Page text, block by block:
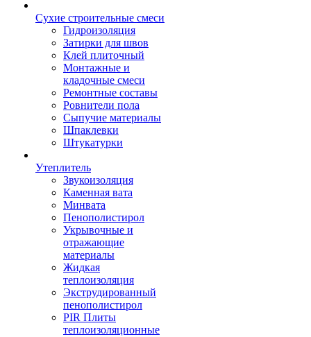
Сухие строительные смеси
Гидроизоляция
Затирки для швов
Клей плиточный
Монтажные и
кладочные смеси
Ремонтные составы
Ровнители пола
Сыпучие материалы
Шпаклевки
Штукатурки
Утеплитель
Звукоизоляция
Каменная вата
Минвата
Пенополистирол
Укрывочные и
отражающие
материалы
Жидкая
теплоизоляция
Экструдированный
пенополистирол
PIR Плиты
теплоизоляционные